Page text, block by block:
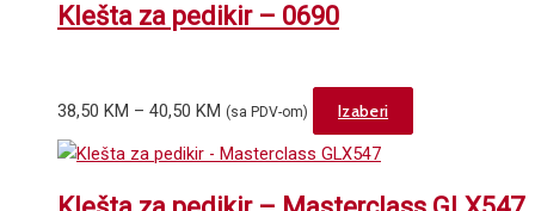
Klešta za pedikir – 0690
38,50 KM – 40,50 KM Price
38,50 KM
through
(sa PDV-om) Izaberi
product
multiple